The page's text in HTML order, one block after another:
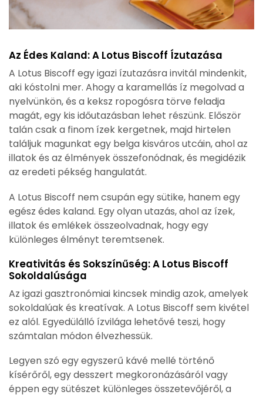
Az Édes Kaland: A Lotus Biscoff Ízutazása
A Lotus Biscoff egy igazi ízutazásra invitál mindenkit,
aki kóstolni mer. Ahogy a karamellás íz megolvad a
nyelvünkön, és a keksz ropogósra törve feladja
magát, egy kis időutazásban lehet részünk. Először
talán csak a finom ízek kergetnek, majd hirtelen
találjuk magunkat egy belga kisváros utcáin, ahol az
illatok és az élmények összefonódnak, és megidézik
az eredeti pékség hangulatát.
A Lotus Biscoff nem csupán egy sütike, hanem egy
egész édes kaland. Egy olyan utazás, ahol az ízek,
illatok és emlékek összeolvadnak, hogy egy
különleges élményt teremtsenek.
Kreativitás és Sokszínűség: A Lotus Biscoff
Sokoldalúsága
Az igazi gasztronómiai kincsek mindig azok, amelyek
sokoldalúak és kreatívak. A Lotus Biscoff sem kivétel
ez alól. Egyedülálló ízvilága lehetővé teszi, hogy
számtalan módon élvezhessük.
Legyen szó egy egyszerű kávé mellé történő
kísérőről, egy desszert megkoronázásáról vagy
éppen egy sütészet különleges összetevőjéről, a